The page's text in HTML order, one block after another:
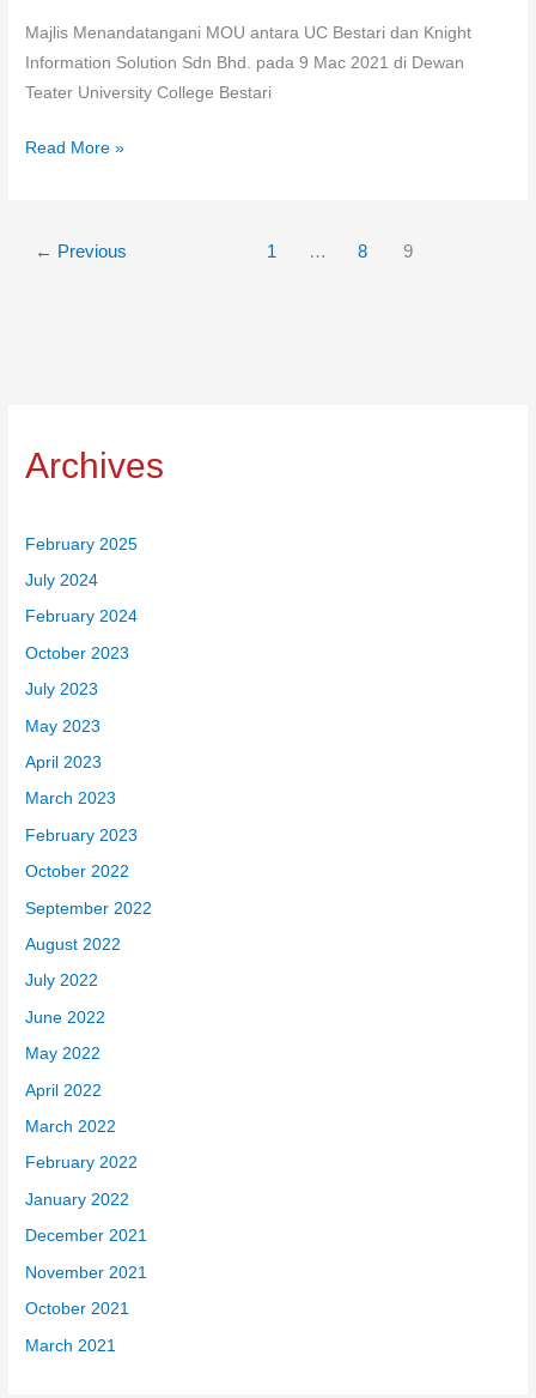
Majlis Menandatangani MOU antara UC Bestari dan Knight
Information Solution Sdn Bhd. pada 9 Mac 2021 di Dewan
Teater University College Bestari
Read More »
← Previous 1 … 8 9
Archives
February 2025
July 2024
February 2024
October 2023
July 2023
May 2023
April 2023
March 2023
February 2023
October 2022
September 2022
August 2022
July 2022
June 2022
May 2022
April 2022
March 2022
February 2022
January 2022
December 2021
November 2021
October 2021
March 2021